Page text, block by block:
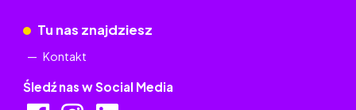
Tu nas znajdziesz
Kontakt
Śledź nas w Social Media